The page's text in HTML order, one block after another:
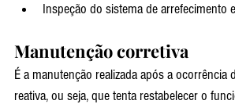
Inspeção do sistema de arrefecimento
Manutenção corretiva
É a manutenção realizada após a
reativa, ou seja, que tenta restabelecer o